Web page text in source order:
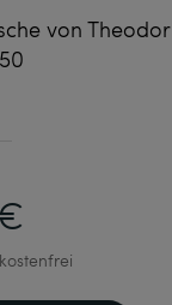
von Theodor